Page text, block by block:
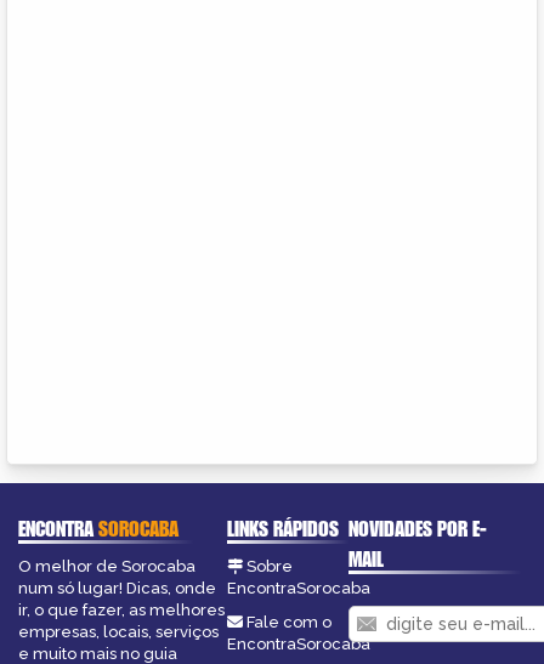
ENCONTRASOROCABA
O melhor de Sorocaba
num só lugar! Dicas, onde
ir, o que fazer, as melhores
empresas, locais, serviços
e muito mais no guia
LINKS RÁPIDOS
Sobre
EncontraSorocaba
Fale com o
EncontraSorocaba
NOVIDADES POR E-
MAIL